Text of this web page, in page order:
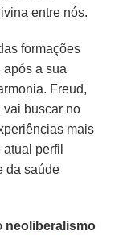
entre nós.
formações
após a sua
Freud,
vai buscar no
mais
perfil
da saúde
neoliberalismo